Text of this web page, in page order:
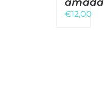
€12,00